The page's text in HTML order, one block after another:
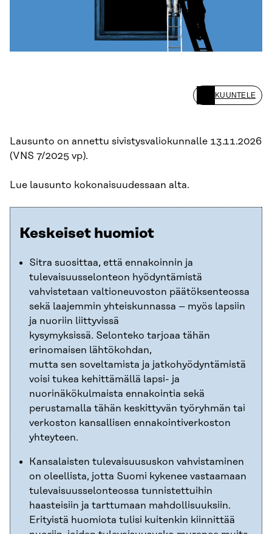
KUUNTELE
Lausunto on annettu sivistysvaliokunnalle 13.11.2026
(VNS 7/2025 vp).
Lue lausunto kokonaisuudessaan alta.
Keskeiset huomiot
Sitra suosittaa, että ennakoinnin ja
tulevaisuusselonteon hyödyntämistä
vahvistetaan valtioneuvoston päätöksenteossa
sekä laajemmin yhteiskunnassa – myös lapsiin
ja nuoriin liittyvissä
kysymyksissä. Selonteko tarjoaa tähän
erinomaisen lähtökohdan,
mutta sen soveltamista ja jatkohyödyntämistä
voisi tukea kehittämällä lapsi- ja
nuorinäkökulmaista ennakointia sekä
perustamalla tähän keskittyvän työryhmän tai
verkoston kansallisen ennakointiverkoston
yhteyteen.
Kansalaisten tulevaisuususkon vahvistaminen
on oleellista, jotta Suomi kykenee vastaamaan
tulevaisuusselonteossa tunnistettuihin
haasteisiin ja tarttumaan mahdollisuuksiin.
Erityistä huomiota tulisi kuitenkin kiinnittää